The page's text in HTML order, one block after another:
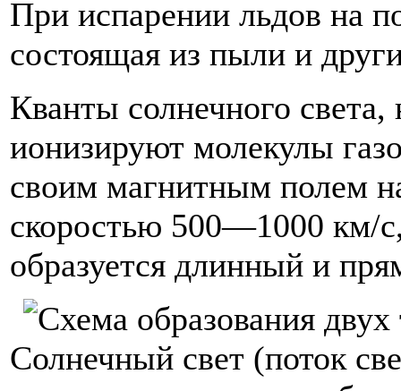
При испарении льдов на
состоящая из пыли и
Кванты солнечного
ионизируют молекулы
своим магнитным полем
скоростью 500—1000 км/
образуется длинный и
Солнечный свет (поток